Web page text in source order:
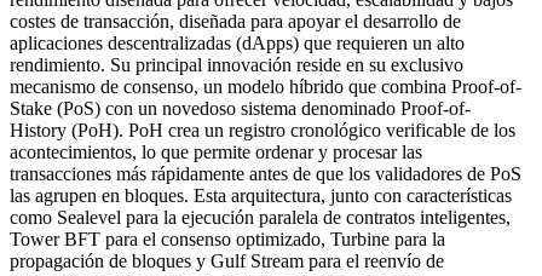
costes de transacción, diseñada para apoyar el desarrollo de
aplicaciones descentralizadas (dApps) que requieren un alto
rendimiento. Su principal innovación reside en su exclusivo
mecanismo de consenso, un modelo híbrido que combina Proof-of-
Stake (PoS) con un novedoso sistema denominado Proof-of-
History (PoH). PoH crea un registro cronológico verificable de los
acontecimientos, lo que permite ordenar y procesar las
transacciones más rápidamente antes de que los validadores de PoS
las agrupen en bloques. Esta arquitectura, junto con características
como Sealevel para la ejecución paralela de contratos inteligentes,
Tower BFT para el consenso optimizado, Turbine para la
propagación de bloques y Gulf Stream para el reenvío de